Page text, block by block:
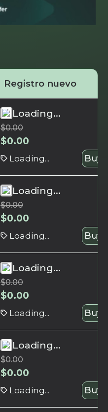
Registro nuevo
Loading...
$0.00
$0.00
Loading... Buy
Loading...
$0.00
$0.00
Loading... Buy
Loading...
$0.00
$0.00
Loading... Buy
Loading...
$0.00
$0.00
Loading... Buy